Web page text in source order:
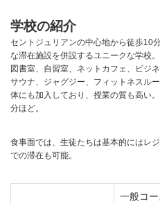
学校の紹介
セントジュリアンの中心地から徒歩10
な滞在施設を併設するユニークな学校
図書室、自習室、ネットカフェ、ビジ
サウナ、ジャグジー、フィットネスル
体にも加入しており、授業の質も高い
分ほど。
食事面では、生徒たちは基本的にはレ
での滞在も可能。
一般コ